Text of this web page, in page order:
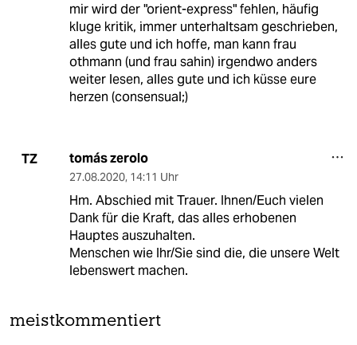
mir wird der "orient-express" fehlen, häufig
kluge kritik, immer unterhaltsam geschrieben,
alles gute und ich hoffe, man kann frau
othmann (und frau sahin) irgendwo anders
weiter lesen, alles gute und ich küsse eure
herzen (consensual;)
TZ tomás zerolo
27.08.2020, 14:11 Uhr
Hm. Abschied mit Trauer. Ihnen/Euch vielen
Dank für die Kraft, das alles erhobenen
Hauptes auszuhalten.
Menschen wie Ihr/Sie sind die, die unsere Welt
lebenswert machen.
meistkommentiert